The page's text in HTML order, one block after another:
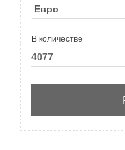
В количестве